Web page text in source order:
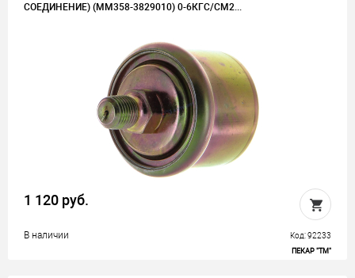
СОЕДИНЕНИЕ) (ММ358-3829010) 0-6КГС/СМ2...
1 120 руб.
В наличии Код: 92233
ПЕКАР "ТМ"